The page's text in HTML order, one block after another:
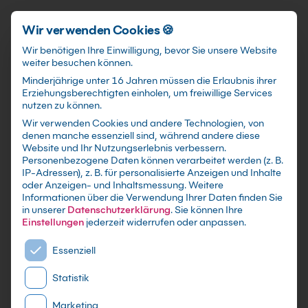
Förderungen training@kebel.de +49 231 5191986 Anmelden
Suchen
Seminarraum in
Koblenzmieten
Wir verwenden Cookies 🍪
Wir benötigen Ihre Einwilligung, bevor Sie unsere Website
weiter besuchen können.
Minderjährige unter 16 Jahren müssen die Erlaubnis ihrer
Erziehungsberechtigten einholen, um freiwillige Services
nutzen zu können.
Wir verwenden Cookies und andere Technologien, von
denen manche essenziell sind, während andere diese
Website und Ihr Nutzungserlebnis verbessern.
Personenbezogene Daten können verarbeitet werden (z. B.
IP-Adressen), z. B. für personalisierte Anzeigen und Inhalte
oder Anzeigen- und Inhaltsmessung.Weitere
Informationen über die Verwendung Ihrer Daten finden Sie
in unserer Datenschutzerklärung.Sie können Ihre
Einstellungen jederzeit widerrufen oder anpassen.
Es folgt eine Liste der Service-Gruppen, für die eine
Essenziell
Statistik
Marketing